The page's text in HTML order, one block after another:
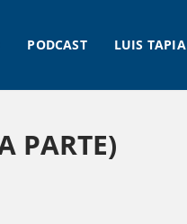
PODCAST LUIS TAPIA
PARTE)